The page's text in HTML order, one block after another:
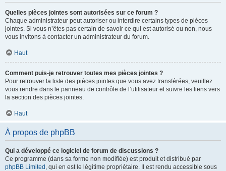
Quelles pièces jointes sont autorisées sur ce forum ?
Chaque administrateur peut autoriser ou interdire certains types de pièces
jointes. Si vous n’êtes pas certain de savoir ce qui est autorisé ou non, nous
vous invitons à contacter un administrateur du forum.
Haut
Comment puis-je retrouver toutes mes pièces jointes ?
Pour retrouver la liste des pièces jointes que vous avez transférées, veuillez
vous rendre dans le panneau de contrôle de l’utilisateur et suivre les liens vers
la section des pièces jointes.
Haut
À propos de phpBB
Qui a développé ce logiciel de forum de discussions ?
Ce programme (dans sa forme non modifiée) est produit et distribué par
phpBB Limited , qui en est le légitime propriétaire. Il est rendu accessible sous